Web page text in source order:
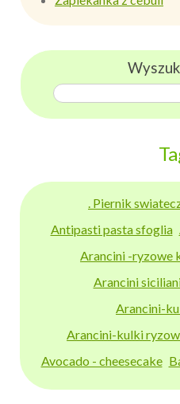
. Piernik
Antipasti pasta sfoglia
Arancini -ryzowe
Arancini
Arancini-
Arancini-kulki
Avocado - cheesecake